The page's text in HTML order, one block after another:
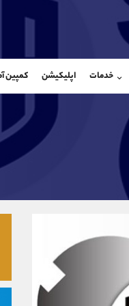
خدمات اپلیکیشن کمپین